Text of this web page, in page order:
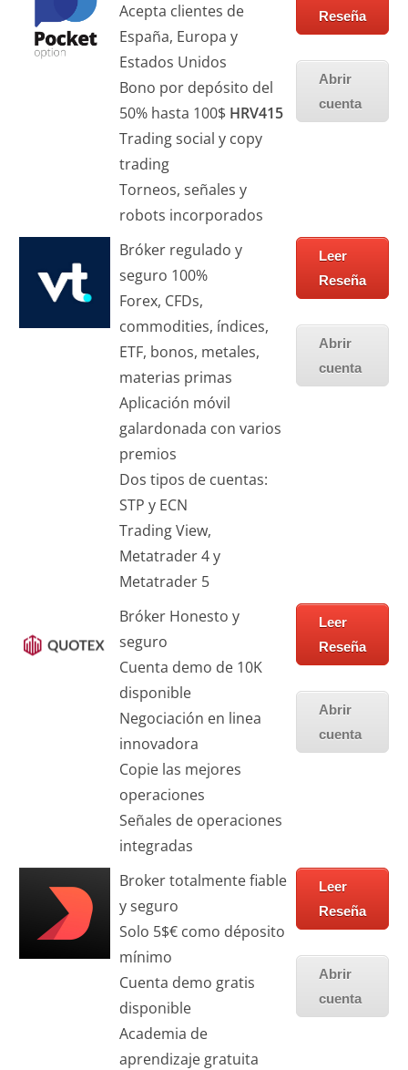
Acepta clientes de
España, Europa y
Estados Unidos
Bono por depósito del
50% hasta 100$ HRV415
Trading social y copy
trading
Torneos, señales y
robots incorporados
Reseña
Abrir
cuenta
Bróker regulado y
seguro 100%
Forex, CFDs,
commodities, índices,
ETF, bonos, metales,
materias primas
Aplicación móvil
galardonada con varios
premios
Dos tipos de cuentas:
STP y ECN
Trading View,
Metatrader 4 y
Metatrader 5
Leer
Reseña
Abrir
cuenta
Bróker Honesto y
seguro
Cuenta demo de 10K
disponible
Negociación en linea
innovadora
Copie las mejores
operaciones
Señales de operaciones
integradas
Leer
Reseña
Abrir
cuenta
Broker totalmente fiable
y seguro
Solo 5$€ como déposito
mínimo
Cuenta demo gratis
disponible
Academia de
aprendizaje gratuita
Leer
Reseña
Abrir
cuenta